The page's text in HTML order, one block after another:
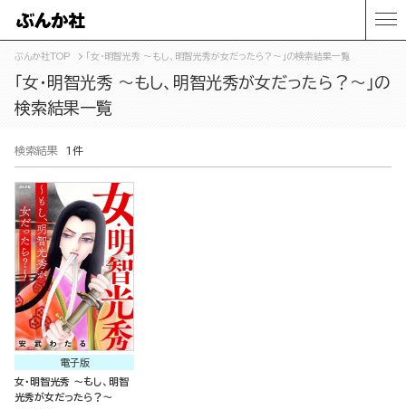
ぶんか社TOP 「女・明智光秀 ～もし、明智光秀が女だったら？～」の検索結果一覧
「女・明智光秀 ～もし、明智光秀が女だったら？～」の
検索結果一覧
検索結果 1件
電子版
女・明智光秀 ～もし、明智
光秀が女だったら？～